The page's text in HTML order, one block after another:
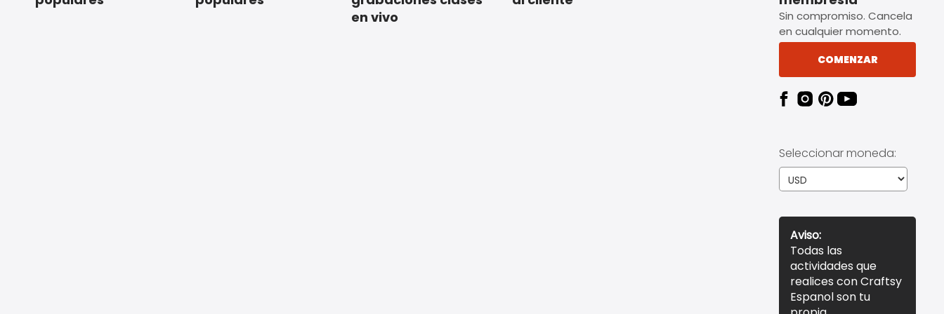
en vivo
Sin compromiso. Cancela
en cualquier momento.
COMENZAR
Seleccionar moneda:
Aviso:
Todas las
actividades que
realices con Craftsy
Espanol son tu